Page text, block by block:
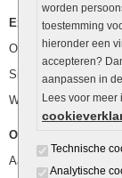
worden
toestemming
hieronder een
accepteren?
aanpassen in
Lees voor meer
Technische
Analytische
Extra
Ophoogzand
Siergrind en siersplit
Waterafvoer
Overig
Aanbiedingen